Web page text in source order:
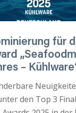
für
–
den Top 3